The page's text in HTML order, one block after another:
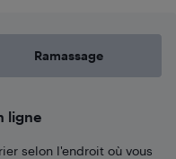
Ramassage
ligne
selon l'endroit où vous